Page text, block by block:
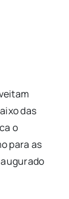
das
o
para as